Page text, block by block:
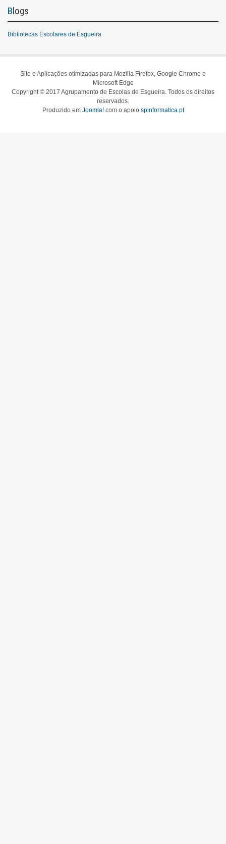
Blogs
Bibliotecas Escolares de Esgueira
Site e Aplicações otimizadas para Mozilla Firefox, Google Chrome e
Microsoft Edge
Copyright © 2017 Agrupamento de Escolas de Esgueira. Todos os direitos
reservados.
Produzido em Joomla!com o apoio spinformatica.pt